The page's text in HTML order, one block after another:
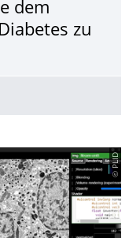
dem
zu
© PLID